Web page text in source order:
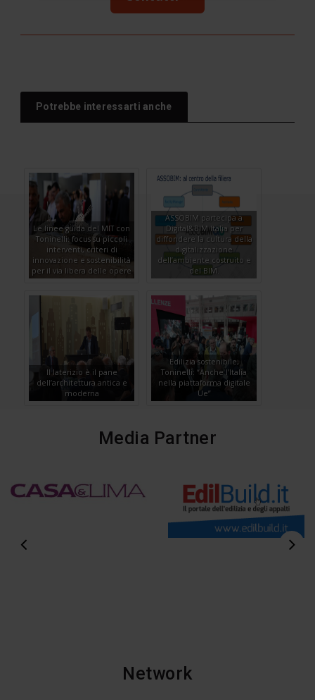
Potrebbe interessarti anche
Le linee guida del MIT con
Toninelli: focus su piccoli
interventi, criteri di
innovazione e sostenibilità
per il via libera delle opere
ASSOBIM partecipa a
Digital&BIM Italia per
diffondere la cultura della
digitalizzazione
dell’ambiente costruito e
del BIM.
Il laterizio è il pane
dell’architettura antica e
moderna
Edilizia sostenibile,
Toninelli: “Anche l’Italia
nella piattaforma digitale
Ue”
Media Partner
Network